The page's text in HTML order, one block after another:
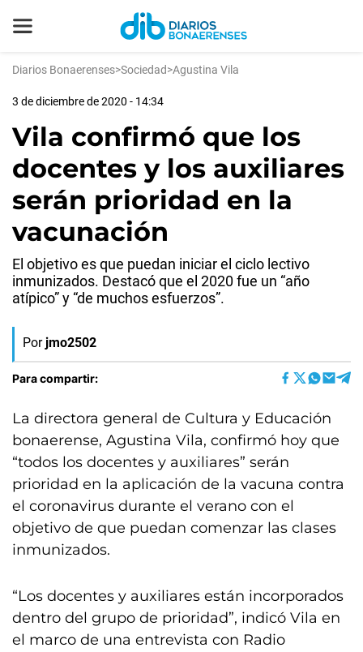
Diarios Bonaerenses>Sociedad>Agustina Vila
3 de diciembre de 2020 - 14:34
Vila confirmó que los
docentes y los auxiliares
serán prioridad en la
vacunación
El objetivo es que puedan iniciar el ciclo lectivo
inmunizados. Destacó que el 2020 fue un “año
atípico” y “de muchos esfuerzos”.
Por jmo2502
Para compartir:
La directora general de Cultura y Educación
bonaerense, Agustina Vila, confirmó hoy que
“todos los docentes y auxiliares” serán
prioridad en la aplicación de la vacuna contra
el coronavirus durante el verano con el
objetivo de que puedan comenzar las clases
inmunizados.
“Los docentes y auxiliares están incorporados
dentro del grupo de prioridad”, indicó Vila en
el marco de una entrevista con Radio